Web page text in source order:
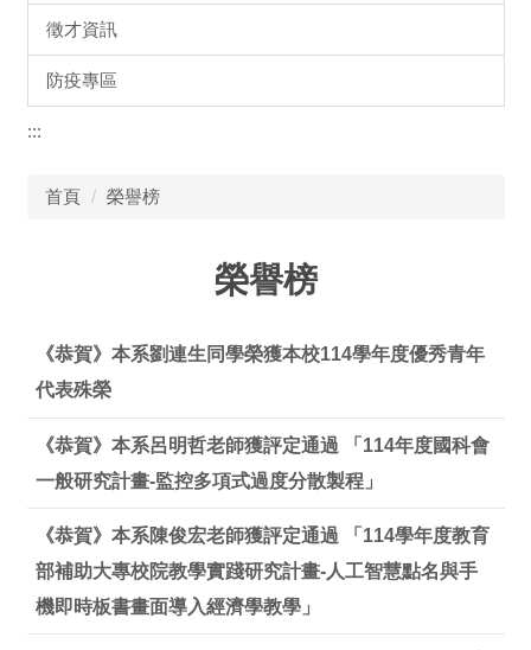
徵才資訊
防疫專區
:::
首頁 榮譽榜
榮譽榜
《恭賀》本系劉連生同學榮獲本校114學年度優秀青年
代表殊榮
《恭賀》本系呂明哲老師獲評定通過 「114年度國科會
一般研究計畫-監控多項式過度分散製程」
《恭賀》本系陳俊宏老師獲評定通過 「114學年度教育
部補助大專校院教學實踐研究計畫-人工智慧點名與手
機即時板書畫面導入經濟學教學」